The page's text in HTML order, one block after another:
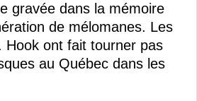
gravée dans la mémoire
de mélomanes. Les
Hook ont fait tourner pas
au Québec dans les